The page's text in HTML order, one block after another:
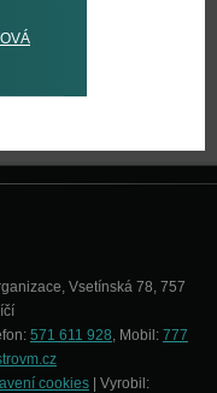
Vsetínská 78, 757
571 611 928, Mobil: 777
cookies | Vyrobil: